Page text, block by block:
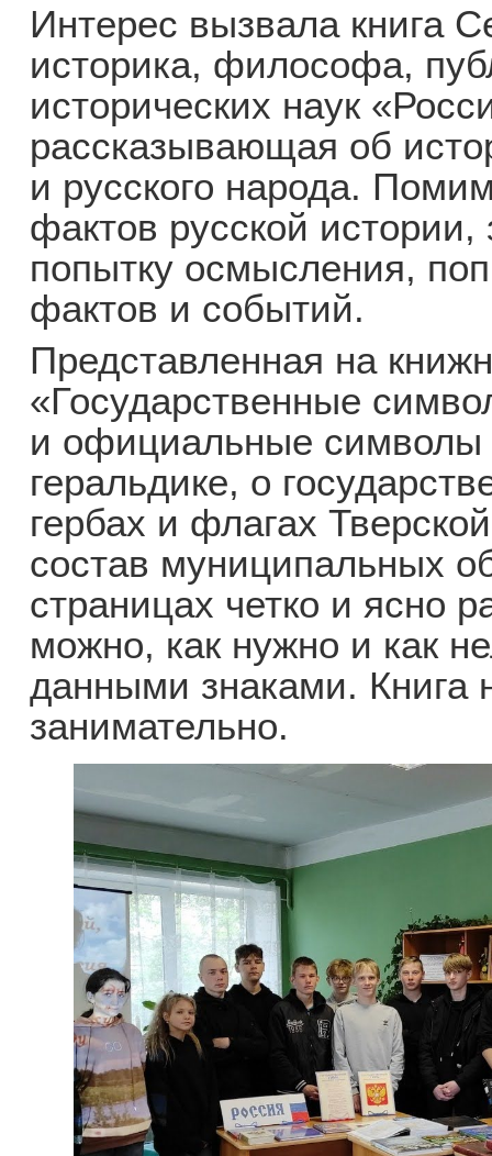
Интерес вызвала книга
историка, философа,
исторических наук
рассказывающая об
и русского народа.
фактов русской
попытку осмысления,
фактов и событий.
Представленная на
«Государственные
и официальные символы
геральдике, о
гербах и флагах
состав муниципальных
страницах четко и ясно
можно, как нужно и как
данными знаками. Книга
занимательно.